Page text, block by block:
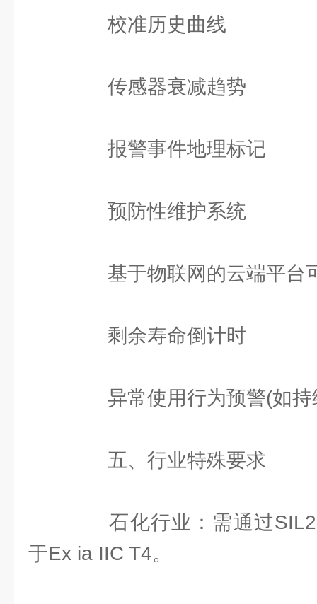
校准历史曲线
传感器衰减趋势
报警事件地理标记
预防性维护系统
基于物联网的云端平台
剩余寿命倒计时
异常使用行为预警(如持
五、行业特殊要求
石化行业：需通过SIL2
于Ex ia IIC T4。